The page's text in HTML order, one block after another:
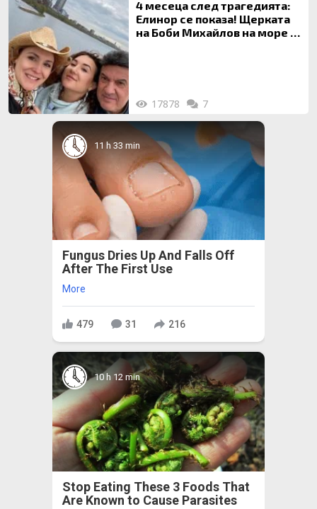
4 месеца след трагедията:
Елинор се показа! Щерката
на Боби Михайлов на море с
17878 7
11 h 33 min
Fungus Dries Up And Falls Off
After The First Use
More
479 31 216
10 h 12 min
Stop Eating These 3 Foods That
Are Known to Cause Parasites